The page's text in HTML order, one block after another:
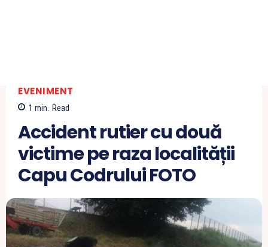
EVENIMENT
1 min. Read
Accident rutier cu două
victime pe raza localității
Capu Codrului FOTO